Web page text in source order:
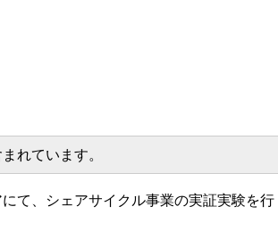
れています。
て、シェアサイクル事業の実証実験を行